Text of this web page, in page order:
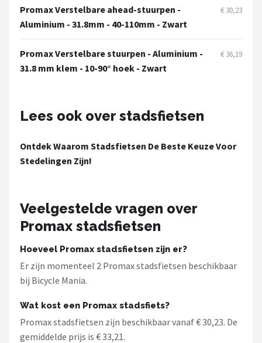
BBB Cycling
Schwalbe
Shimano
Alle merken →
Promax Verstelbare ahead-stuurpen -
Aluminium - 31.8mm - 40-110mm - Zwart
€ 30,23
Promax Verstelbare stuurpen - Aluminium -
31.8 mm klem - 10-90° hoek - Zwart
€ 36,19
Lees ook over stadsfietsen
Ontdek Waarom Stadsfietsen De Beste Keuze Voor
Stedelingen Zijn!
Veelgestelde vragen over
Promax stadsfietsen
Hoeveel Promax stadsfietsen zijn er?
Er zijn momenteel 2 Promax stadsfietsen beschikbaar
bij Bicycle Mania.
Wat kost een Promax stadsfiets?
Promax stadsfietsen zijn beschikbaar vanaf € 30,23. De
gemiddelde prijs is € 33,21.